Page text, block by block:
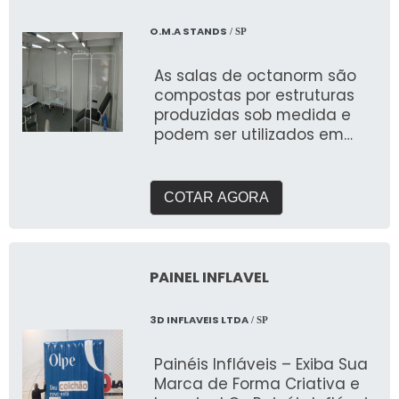
completa: Formatos, cores e
Praticidade: Fácil transporte,
montagem e
desmontagem.
Durabilidade: Feitas com
materiais resistentes para
visual: Garantem destaque
em meio a qualquer
solução que combina
visual!
O.M.A STANDS / SP
As salas de octanorm são
compostas por estruturas
produzidas sob medida e
podem ser utilizados em
COTAR AGORA
PAINEL INFLAVEL
3D INFLAVEIS LTDA/ SP
Painéis Infláveis – Exiba Sua
Marca de Forma Criativa e